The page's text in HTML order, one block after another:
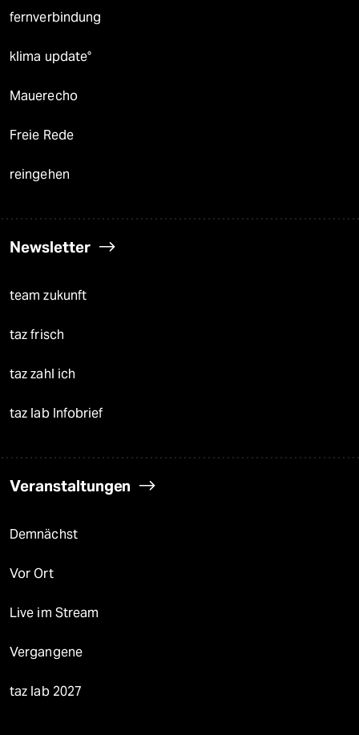
fernverbindung
klima update°
Mauerecho
Freie Rede
reingehen
Newsletter
team zukunft
taz frisch
taz zahl ich
taz lab Infobrief
Veranstaltungen
Demnächst
Vor Ort
Live im Stream
Vergangene
taz lab 2027